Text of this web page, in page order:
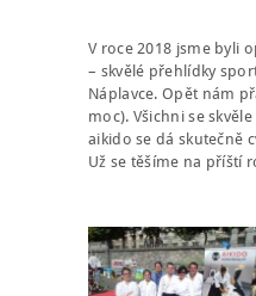
V roce 2018 jsme byli
– skvělé přehlídky
Náplavce. Opět nám
moc). Všichni se
aikido se dá skutečně
Už se těšíme na příští